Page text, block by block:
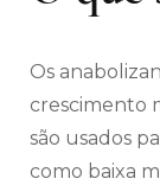
Os
crescimento
são usados
como baixa